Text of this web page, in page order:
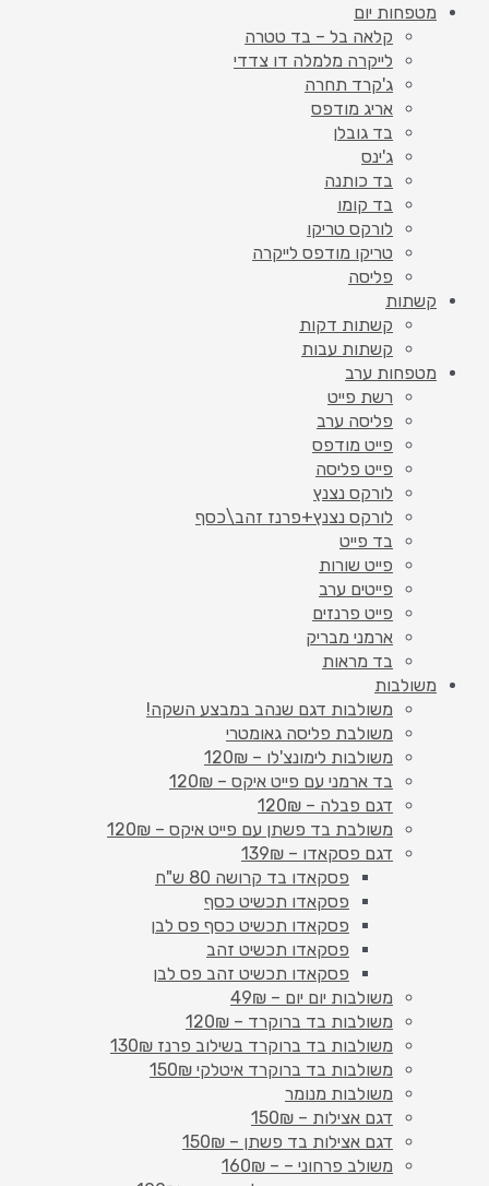
מטפחות יום
קלאה בל – בד טטרה
לייקרה מלמלה דו צדדי
ג'קרד תחרה
אריג מודפס
בד גובלן
ג'ינס
בד כותנה
בד קומו
לורקס טריקו
טריקו מודפס לייקרה
פליסה
קשתות
קשתות דקות
קשתות עבות
מטפחות ערב
רשת פייט
פליסה ערב
פייט מודפס
פייט פליסה
לורקס נצנץ
לורקס נצנץ+פרנז זהב\כסף
בד פייט
פייט שורות
פייטים ערב
פייט פרנזים
ארמני מבריק
בד מראות
משולבות
משולבות דגם שנהב במבצע השקה!
משולבת פליסה גאומטרי
משולבות לימונצ'לו – 120₪
בד ארמני עם פייט איקס – 120₪
דגם פבלה – 120₪
משולבת בד פשתן עם פייט איקס – 120₪
דגם פסקאדו – 139₪
פסקאדו בד קרושה 80 ש"ח
פסקאדו תכשיט כסף
פסקאדו תכשיט כסף פס לבן
פסקאדו תכשיט זהב
פסקאדו תכשיט זהב פס לבן
משולבות יום יום – 49₪
משולבות בד ברוקרד – 120₪
משולבות בד ברוקרד בשילוב פרנז 130₪
משולבות בד ברוקרד איטלקי 150₪
משולבות מנומר
דגם אצילות – 150₪
דגם אצילות בד פשתן – 150₪
משולב פרחוני – – 160₪